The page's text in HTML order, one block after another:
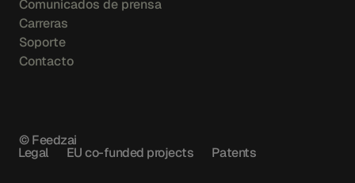
Comunicados de prensa
Carreras
Soporte
Contacto
© Feedzai
Legal EU co-funded projects Patents